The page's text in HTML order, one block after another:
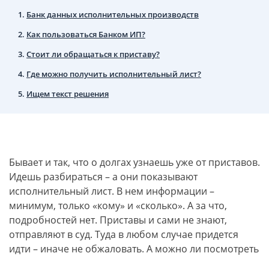
Банк данных исполнительных производств
Как пользоваться Банком ИП?
Стоит ли обращаться к приставу?
Где можно получить исполнительный лист?
Ищем текст решения
Бывает и так, что о долгах узнаешь уже от приставов.
Идешь разбираться – а они показывают
исполнительный лист. В нем информации –
минимум, только «кому» и «сколько». А за что,
подробностей нет. Приставы и сами не знают,
отправляют в суд. Туда в любом случае придется
идти – иначе не обжаловать. А можно ли посмотреть